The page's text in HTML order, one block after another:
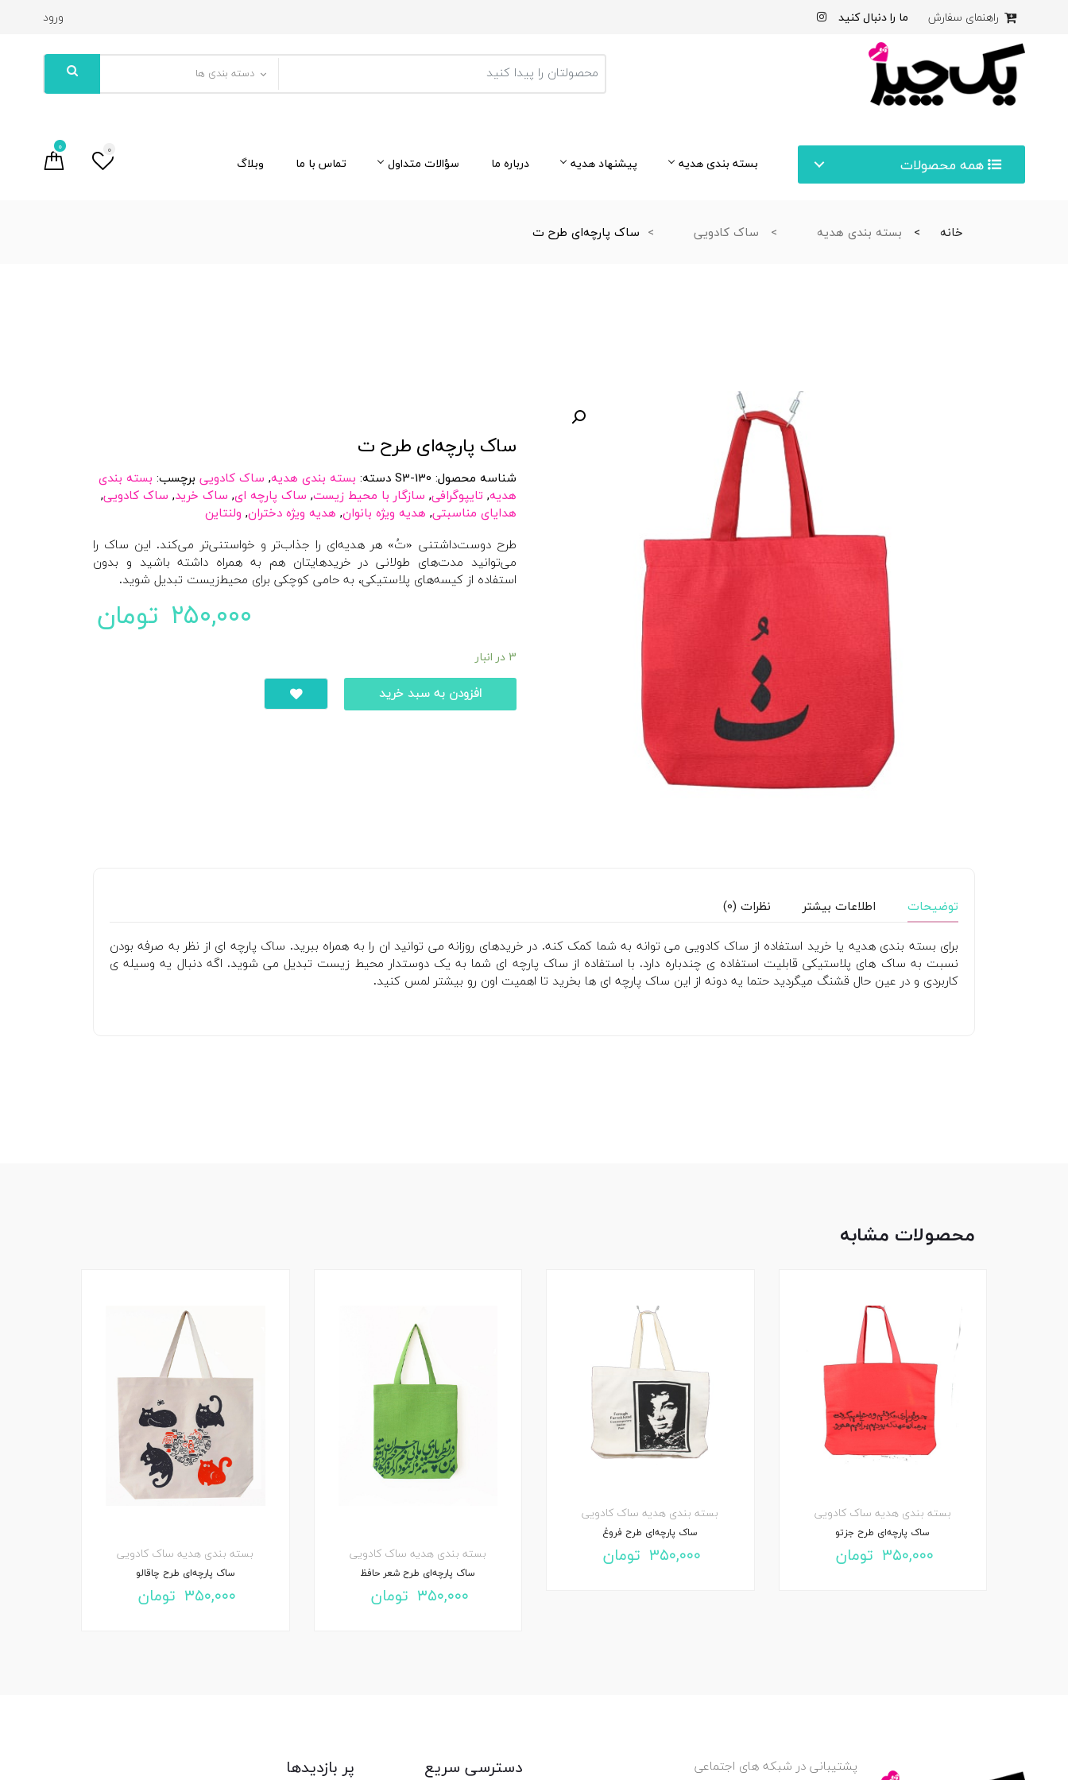
راهنمای سفارش ما را دنبال کنید ورود
دسته بندی ها
همه محصولات بسته بندی هدیه پیشنهاد هدیه درباره ما سؤالات متداول تماس با ما وبلاگ
0
0
خانه بسته بندی هدیه ساک کادویی ساک پارچه‌ای طرح ت
ساک پارچه‌ای طرح ت
شناسه محصول: S3-130 دسته: بسته بندی هدیه, ساک کادویی برچسب: بسته بندی
هدیه, تایپوگرافی, سازگار با محیط زیست, ساک پارچه ای, ساک خرید, ساک کادویی,
هدایای مناسبتی, هدیه ویژه بانوان, هدیه ویژه دختران, ولنتاین
طرح دوست‌داشتنی «تُ» هر هدیه‌ای را جذاب‌تر و خواستنی‌تر می‌کند. این ساک را
می‌توانید مدت‌های طولانی در خریدهایتان هم به همراه داشته باشید و بدون
استفاده از کیسه‌های پلاستیکی، به حامی کوچکی برای محیط‌زیست تبدیل شوید.
۲۵۰,۰۰۰ تومان
3 در انبار
افزودن به سبد خرید
توضیحات اطلاعات بیشتر نظرات (0)
برای بسته بندی هدیه یا خرید استفاده از ساک کادویی می توانه به شما کمک کنه. در خریدهای روزانه می توانید ان را به همراه ببرید. ساک پارچه ای از نظر به صرفه بودن
نسبت به ساک های پلاستیکی قابلیت استفاده ی چندباره دارد. با استفاده از ساک پارچه ای شما به یک دوستدار محیط زیست تبدیل می شوید. اگه دنبال یه وسیله ی
کاربردی و در عین حال قشنگ میگردید حتما یه دونه از این ساک پارچه ای ها بخرید تا اهمیت اون رو بیشتر لمس کنید.
محصولات مشابه
بسته بندی هدیه ساک کادویی
ساک پارچه‌ای طرح جزتو
۳۵۰,۰۰۰ تومان
بسته بندی هدیه ساک کادویی
ساک پارچه‌ای طرح فروغ
۳۵۰,۰۰۰ تومان بسته بندی هدیه ساک کادویی
ساک پارچه‌ای طرح شعر حافظ
۳۵۰,۰۰۰ تومان
بسته بندی هدیه ساک کادویی
ساک پارچه‌ای طرح چاقالو
۳۵۰,۰۰۰ تومان
پشتیبانی در شبکه های اجتماعی دسترسی سریع پر بازدیدها